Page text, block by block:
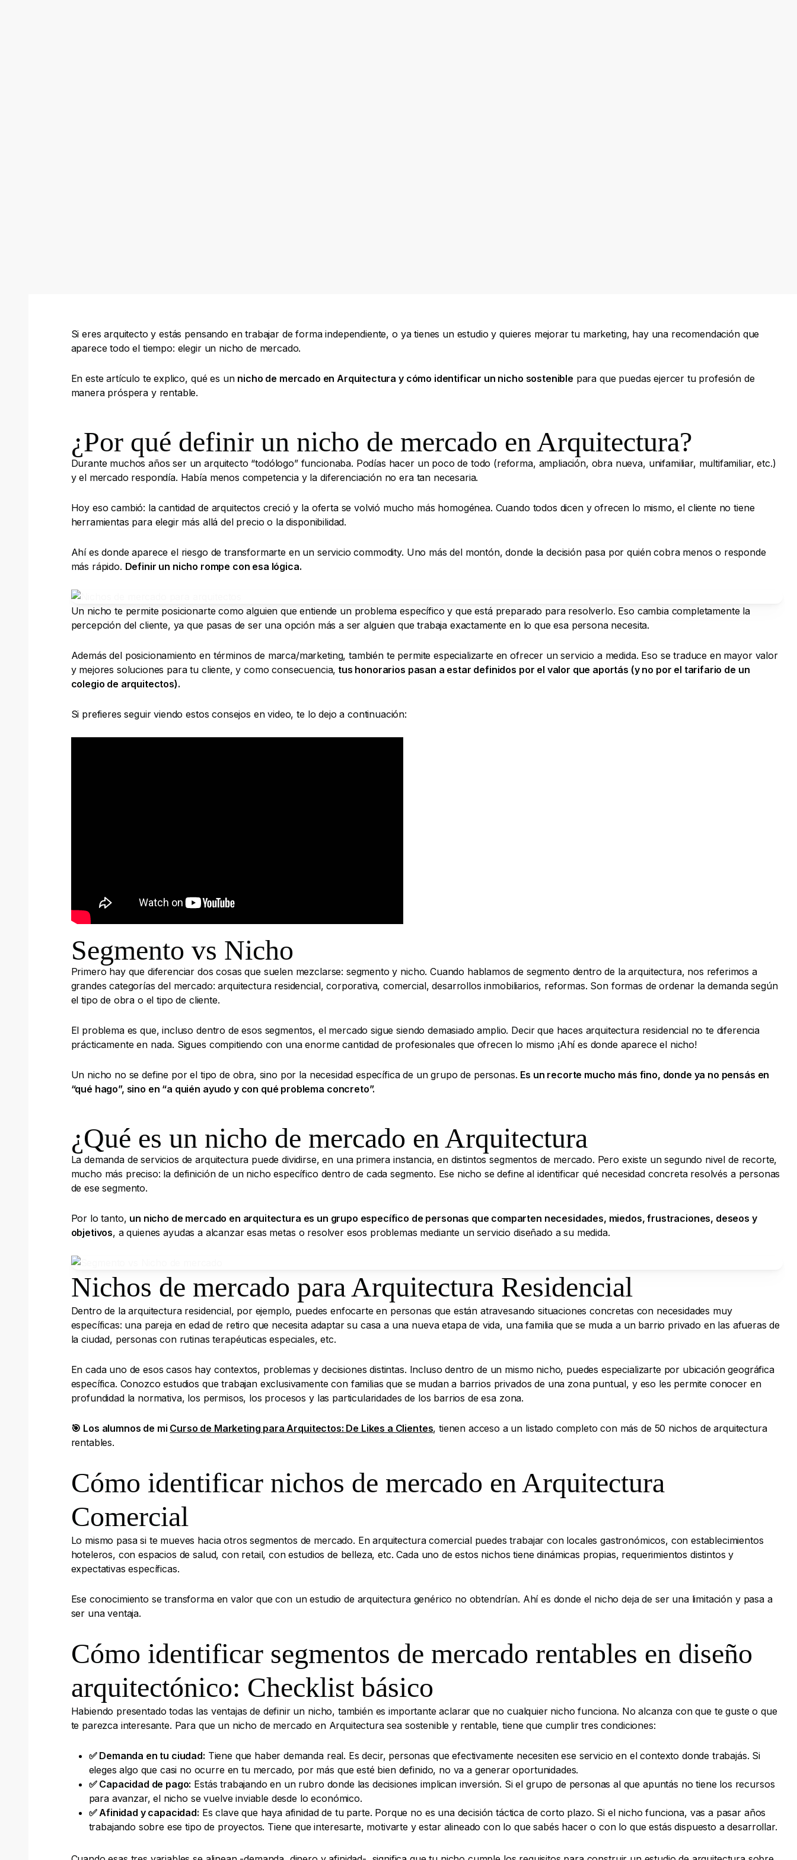
Si eres arquitecto y estás pensando en trabajar de forma independiente, o ya tienes un estudio y quieres mejorar tu marketing, hay una recomendación que
aparece todo el tiempo: elegir un nicho de mercado.
En este artículo te explico, qué es un nicho de mercado en Arquitectura y cómo identificar un nicho sostenible para que puedas ejercer tu profesión de
manera próspera y rentable.
¿Por qué definir un nicho de mercado en Arquitectura?
Durante muchos años ser un arquitecto “todólogo” funcionaba. Podías hacer un poco de todo (reforma, ampliación, obra nueva, unifamiliar, multifamiliar, etc.)
y el mercado respondía. Había menos competencia y la diferenciación no era tan necesaria.
Hoy eso cambió: la cantidad de arquitectos creció y la oferta se volvió mucho más homogénea. Cuando todos dicen y ofrecen lo mismo, el cliente no tiene
herramientas para elegir más allá del precio o la disponibilidad.
Ahí es donde aparece el riesgo de transformarte en un servicio commodity. Uno más del montón, donde la decisión pasa por quién cobra menos o responde
más rápido. Definir un nicho rompe con esa lógica.
Un nicho te permite posicionarte como alguien que entiende un problema específico y que está preparado para resolverlo. Eso cambia completamente la
percepción del cliente, ya que pasas de ser una opción más a ser alguien que trabaja exactamente en lo que esa persona necesita.
Además del posicionamiento en términos de marca/marketing, también te permite especializarte en ofrecer un servicio a medida. Eso se traduce en mayor valor
y mejores soluciones para tu cliente, y como consecuencia, tus honorarios pasan a estar definidos por el valor que aportás (y no por el tarifario de un
colegio de arquitectos).
Si prefieres seguir viendo estos consejos en video, te lo dejo a continuación:
Segmento vs Nicho
Primero hay que diferenciar dos cosas que suelen mezclarse: segmento y nicho. Cuando hablamos de segmento dentro de la arquitectura, nos referimos a
grandes categorías del mercado: arquitectura residencial, corporativa, comercial, desarrollos inmobiliarios, reformas. Son formas de ordenar la demanda según
el tipo de obra o el tipo de cliente.
El problema es que, incluso dentro de esos segmentos, el mercado sigue siendo demasiado amplio. Decir que haces arquitectura residencial no te diferencia
prácticamente en nada. Sigues compitiendo con una enorme cantidad de profesionales que ofrecen lo mismo ¡Ahí es donde aparece el nicho!
Un nicho no se define por el tipo de obra, sino por la necesidad específica de un grupo de personas. Es un recorte mucho más fino, donde ya no pensás en
“qué hago”, sino en “a quién ayudo y con qué problema concreto”.
¿Qué es un nicho de mercado en Arquitectura
La demanda de servicios de arquitectura puede dividirse, en una primera instancia, en distintos segmentos de mercado. Pero existe un segundo nivel de recorte,
mucho más preciso: la definición de un nicho específico dentro de cada segmento. Ese nicho se define al identificar qué necesidad concreta resolvés a personas
de ese segmento.
Por lo tanto, un nicho de mercado en arquitectura es un grupo específico de personas que comparten necesidades, miedos, frustraciones, deseos y
objetivos, a quienes ayudas a alcanzar esas metas o resolver esos problemas mediante un servicio diseñado a su medida.
Nichos de mercado para Arquitectura Residencial
Dentro de la arquitectura residencial, por ejemplo, puedes enfocarte en personas que están atravesando situaciones concretas con necesidades muy
específicas: una pareja en edad de retiro que necesita adaptar su casa a una nueva etapa de vida, una familia que se muda a un barrio privado en las afueras de
la ciudad, personas con rutinas terapéuticas especiales, etc.
En cada uno de esos casos hay contextos, problemas y decisiones distintas. Incluso dentro de un mismo nicho, puedes especializarte por ubicación geográfica
específica. Conozco estudios que trabajan exclusivamente con familias que se mudan a barrios privados de una zona puntual, y eso les permite conocer en
profundidad la normativa, los permisos, los procesos y las particularidades de los barrios de esa zona.
🎯 Los alumnos de mi Curso de Marketing para Arquitectos: De Likes a Clientes, tienen acceso a un listado completo con más de 50 nichos de arquitectura
rentables.
Cómo identificar nichos de mercado en Arquitectura
Comercial
Lo mismo pasa si te mueves hacia otros segmentos de mercado. En arquitectura comercial puedes trabajar con locales gastronómicos, con establecimientos
hoteleros, con espacios de salud, con retail, con estudios de belleza, etc. Cada uno de estos nichos tiene dinámicas propias, requerimientos distintos y
expectativas específicas.
Ese conocimiento se transforma en valor que con un estudio de arquitectura genérico no obtendrían. Ahí es donde el nicho deja de ser una limitación y pasa a
ser una ventaja.
Cómo identificar segmentos de mercado rentables en diseño
arquitectónico: Checklist básico
Habiendo presentado todas las ventajas de definir un nicho, también es importante aclarar que no cualquier nicho funciona. No alcanza con que te guste o que
te parezca interesante. Para que un nicho de mercado en Arquitectura sea sostenible y rentable, tiene que cumplir tres condiciones:
✅ Demanda en tu ciudad: Tiene que haber demanda real. Es decir, personas que efectivamente necesiten ese servicio en el contexto donde trabajás. Si
eleges algo que casi no ocurre en tu mercado, por más que esté bien definido, no va a generar oportunidades.
✅ Capacidad de pago: Estás trabajando en un rubro donde las decisiones implican inversión. Si el grupo de personas al que apuntás no tiene los recursos
para avanzar, el nicho se vuelve inviable desde lo económico.
✅Afinidad y capacidad: Es clave que haya afinidad de tu parte. Porque no es una decisión táctica de corto plazo. Si el nicho funciona, vas a pasar años
trabajando sobre ese tipo de proyectos. Tiene que interesarte, motivarte y estar alineado con lo que sabés hacer o con lo que estás dispuesto a desarrollar.